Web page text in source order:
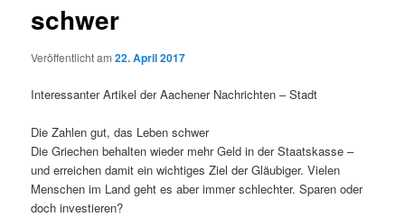
schwer
Veröffentlicht am22. April 2017
Interessanter Artikel der Aachener Nachrichten – Stadt
Die Zahlen gut, das Leben schwer
Die Griechen behalten wieder mehr Geld in der Staatskasse –
und erreichen damit ein wichtiges Ziel der Gläubiger. Vielen
Menschen im Land geht es aber immer schlechter. Sparen oder
doch investieren?